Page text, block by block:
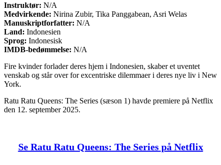
Instruktør: N/A
Medvirkende: Nirina Zubir, Tika Panggabean, Asri Welas
Manuskriptforfatter: N/A
Land: Indonesien
Sprog: Indonesisk
IMDB-bedømmelse: N/A
Fire kvinder forlader deres hjem i Indonesien, skaber et uventet
venskab og står over for excentriske dilemmaer i deres nye liv i New
York.
Ratu Ratu Queens: The Series (sæson 1) havde premiere på Netflix
den 12. september 2025.
Se Ratu Ratu Queens: The Series på Netflix